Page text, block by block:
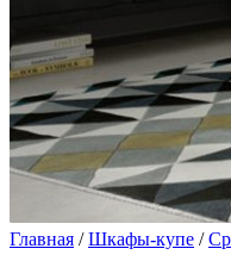
Главная /Шкафы-купе /